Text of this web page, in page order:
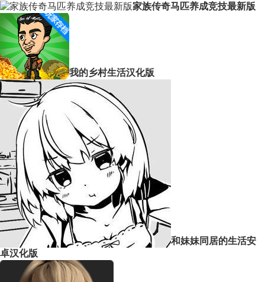
家族传奇马匹养成竞技最新版
我的乡村生活汉化版
和妹妹同居的生活安
卓汉化版